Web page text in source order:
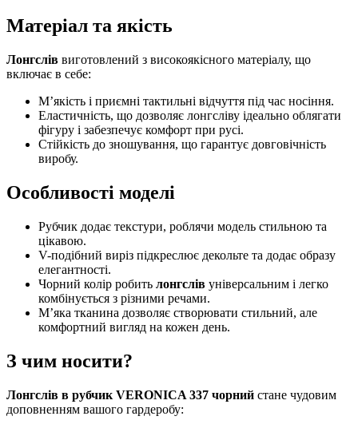
Матеріал та якість
Лонгслів виготовлений з високоякісного матеріалу, що
включає в себе:
М’якість і приємні тактильні відчуття під час носіння.
Еластичність, що дозволяє лонгсліву ідеально облягати
фігуру і забезпечує комфорт при русі.
Стійкість до зношування, що гарантує довговічність
виробу.
Особливості моделі
Рубчик додає текстури, роблячи модель стильною та
цікавою.
V-подібний виріз підкреслює декольте та додає образу
елегантності.
Чорний колір робить лонгслів універсальним і легко
комбінується з різними речами.
М’яка тканина дозволяє створювати стильний, але
комфортний вигляд на кожен день.
З чим носити?
Лонгслів в рубчик VERONICA 337 чорний стане чудовим
доповненням вашого гардеробу: